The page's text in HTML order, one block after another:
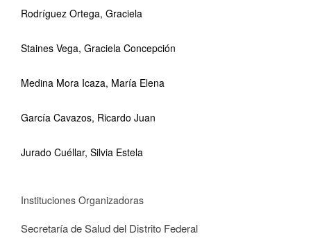
Rodríguez Ortega, Graciela
Staines Vega, Graciela Concepción
Medina Mora Icaza, María Elena
García Cavazos, Ricardo Juan
Jurado Cuéllar, Silvia Estela
Instituciones Organizadoras
Secretaría de Salud del Distrito Federal